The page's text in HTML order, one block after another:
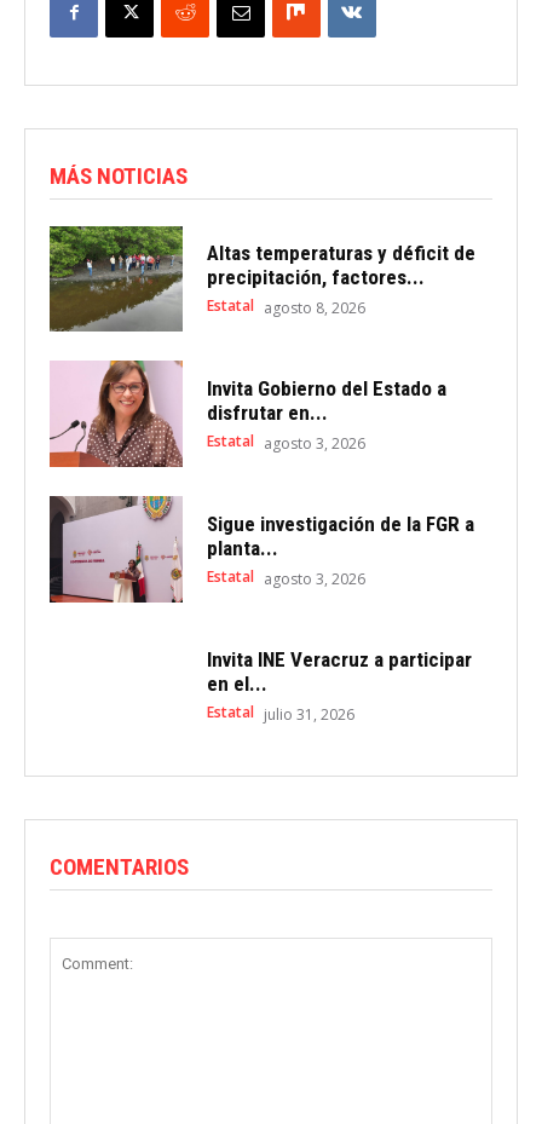
MÁS NOTICIAS
Altas temperaturas y déficit de
precipitación, factores...
Estatal agosto 8, 2026
Invita Gobierno del Estado a
disfrutar en...
Estatal agosto 3, 2026
Sigue investigación de la FGR a
planta...
Estatal agosto 3, 2026
Invita INE Veracruz a participar
en el...
Estatal julio 31, 2026
COMENTARIOS